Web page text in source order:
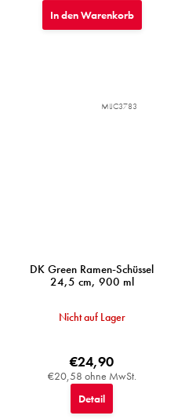
In den Warenkorb
DK Green Ramen-Schüssel
24,5 cm, 900 ml
Nicht auf Lager
€20,58 ohne MwSt.
€24,90
Detail
MIJC3783